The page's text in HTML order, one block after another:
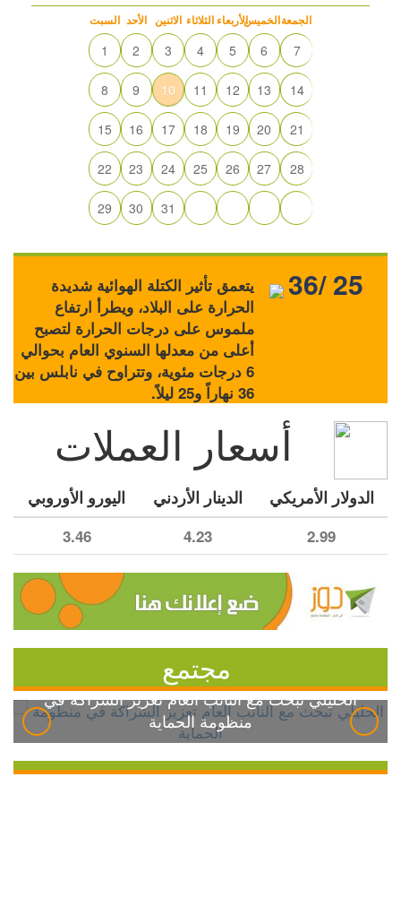
السبت الأحد الاثنين الثلاثاء الأربعاءالخميسالجمعة
1 2 3 4 5 6 7
8 9 10 11 12 13 14
15 16 17 18 19 20 21
22 23 24 25 26 27 28
29 30 31
يتعمق تأثير الكتلة الهوائية شديدة
الحرارة على البلاد، ويطرأ ارتفاع
ملموس على درجات الحرارة لتصبح
أعلى من معدلها السنوي العام بحوالي
6 درجات مئوية، وتتراوح في نابلس بين
36 نهاراً و25 ليلاً.
36/ 25
أسعار العملات
الدولار الأمريكي الدينار الأردني اليورو الأوروبي
2.99
4.23
3.46
مجتمع
الخليلي تبحث مع النائب العام تعزيز الشراكة في
منظومة الحماية